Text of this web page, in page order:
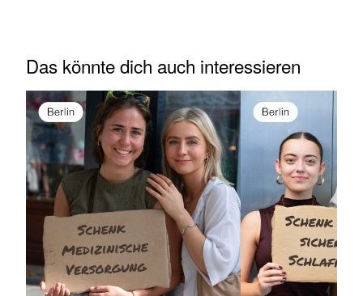
Das könnte dich auch interessieren